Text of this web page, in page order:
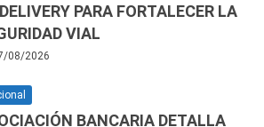
PARA FORTALECER LA
VIAL
08/2026
BANCARIA DETALLA